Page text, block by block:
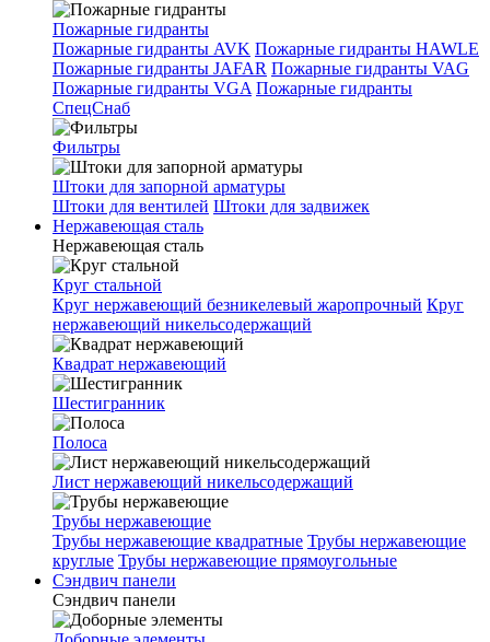
Пожарные гидранты
Пожарные гидранты AVK Пожарные гидранты HAWLE
Пожарные гидранты JAFAR Пожарные гидранты VAG
Пожарные гидранты VGA Пожарные гидранты
СпецСнаб
Фильтры
Штоки для запорной арматуры
Штоки для вентилей Штоки для задвижек
Нержавеющая сталь
Нержавеющая сталь
Круг стальной
Круг нержавеющий безникелевый жаропрочный Круг
нержавеющий никельсодержащий
Квадрат нержавеющий
Шестигранник
Полоса
Лист нержавеющий никельсодержащий
Трубы нержавеющие
Трубы нержавеющие квадратные Трубы нержавеющие
круглые Трубы нержавеющие прямоугольные
Сэндвич панели
Сэндвич панели